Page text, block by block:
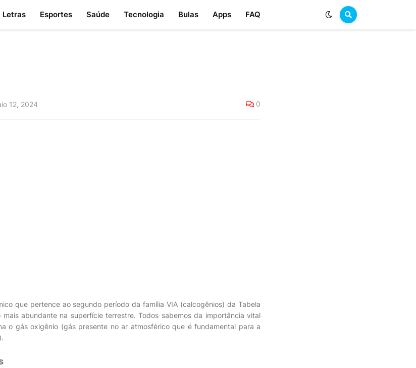
Letras Esportes Saúde Tecnologia Bulas Apps FAQ
12, 2024 0
que pertence ao segundo período da família VIA (calcogênios) da Tabela
mais abundante na superfície terrestre. Todos sabemos da importância vital
o gás oxigênio (gás presente no ar atmosférico que é fundamental para a